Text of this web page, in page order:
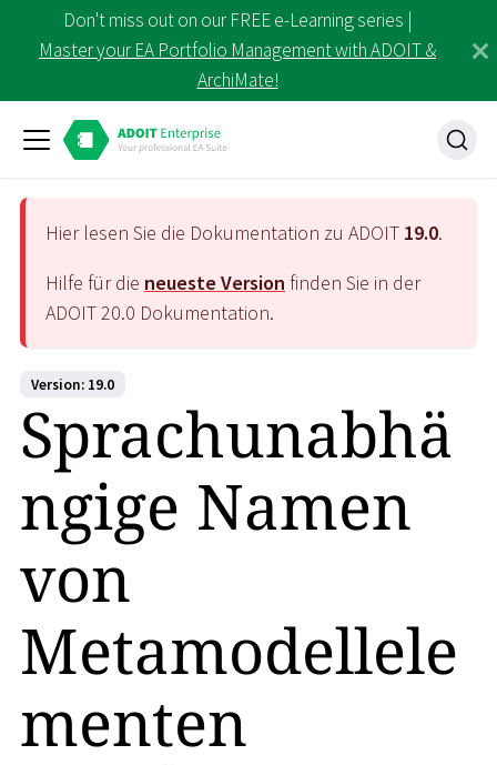
Don't miss out on our FREE e-Learning series |
Master your EA Portfolio Management with ADOIT &
ArchiMate!
Hier lesen Sie die Dokumentation zu ADOIT 19.0.
Hilfe für die neueste Version finden Sie in der
ADOIT20.0 Dokumentation.
Version: 19.0
Sprachunabhä
ngige Namen
von
Metamodellele
menten